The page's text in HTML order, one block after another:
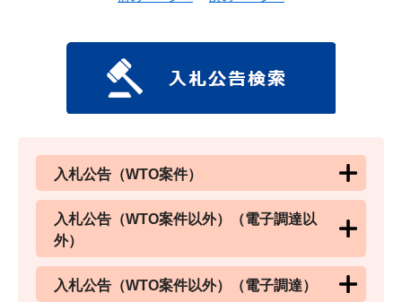
入札公告（WTO案件）
入札公告（WTO案件以外）（電子調達以
外）
入札公告（WTO案件以外）（電子調達）